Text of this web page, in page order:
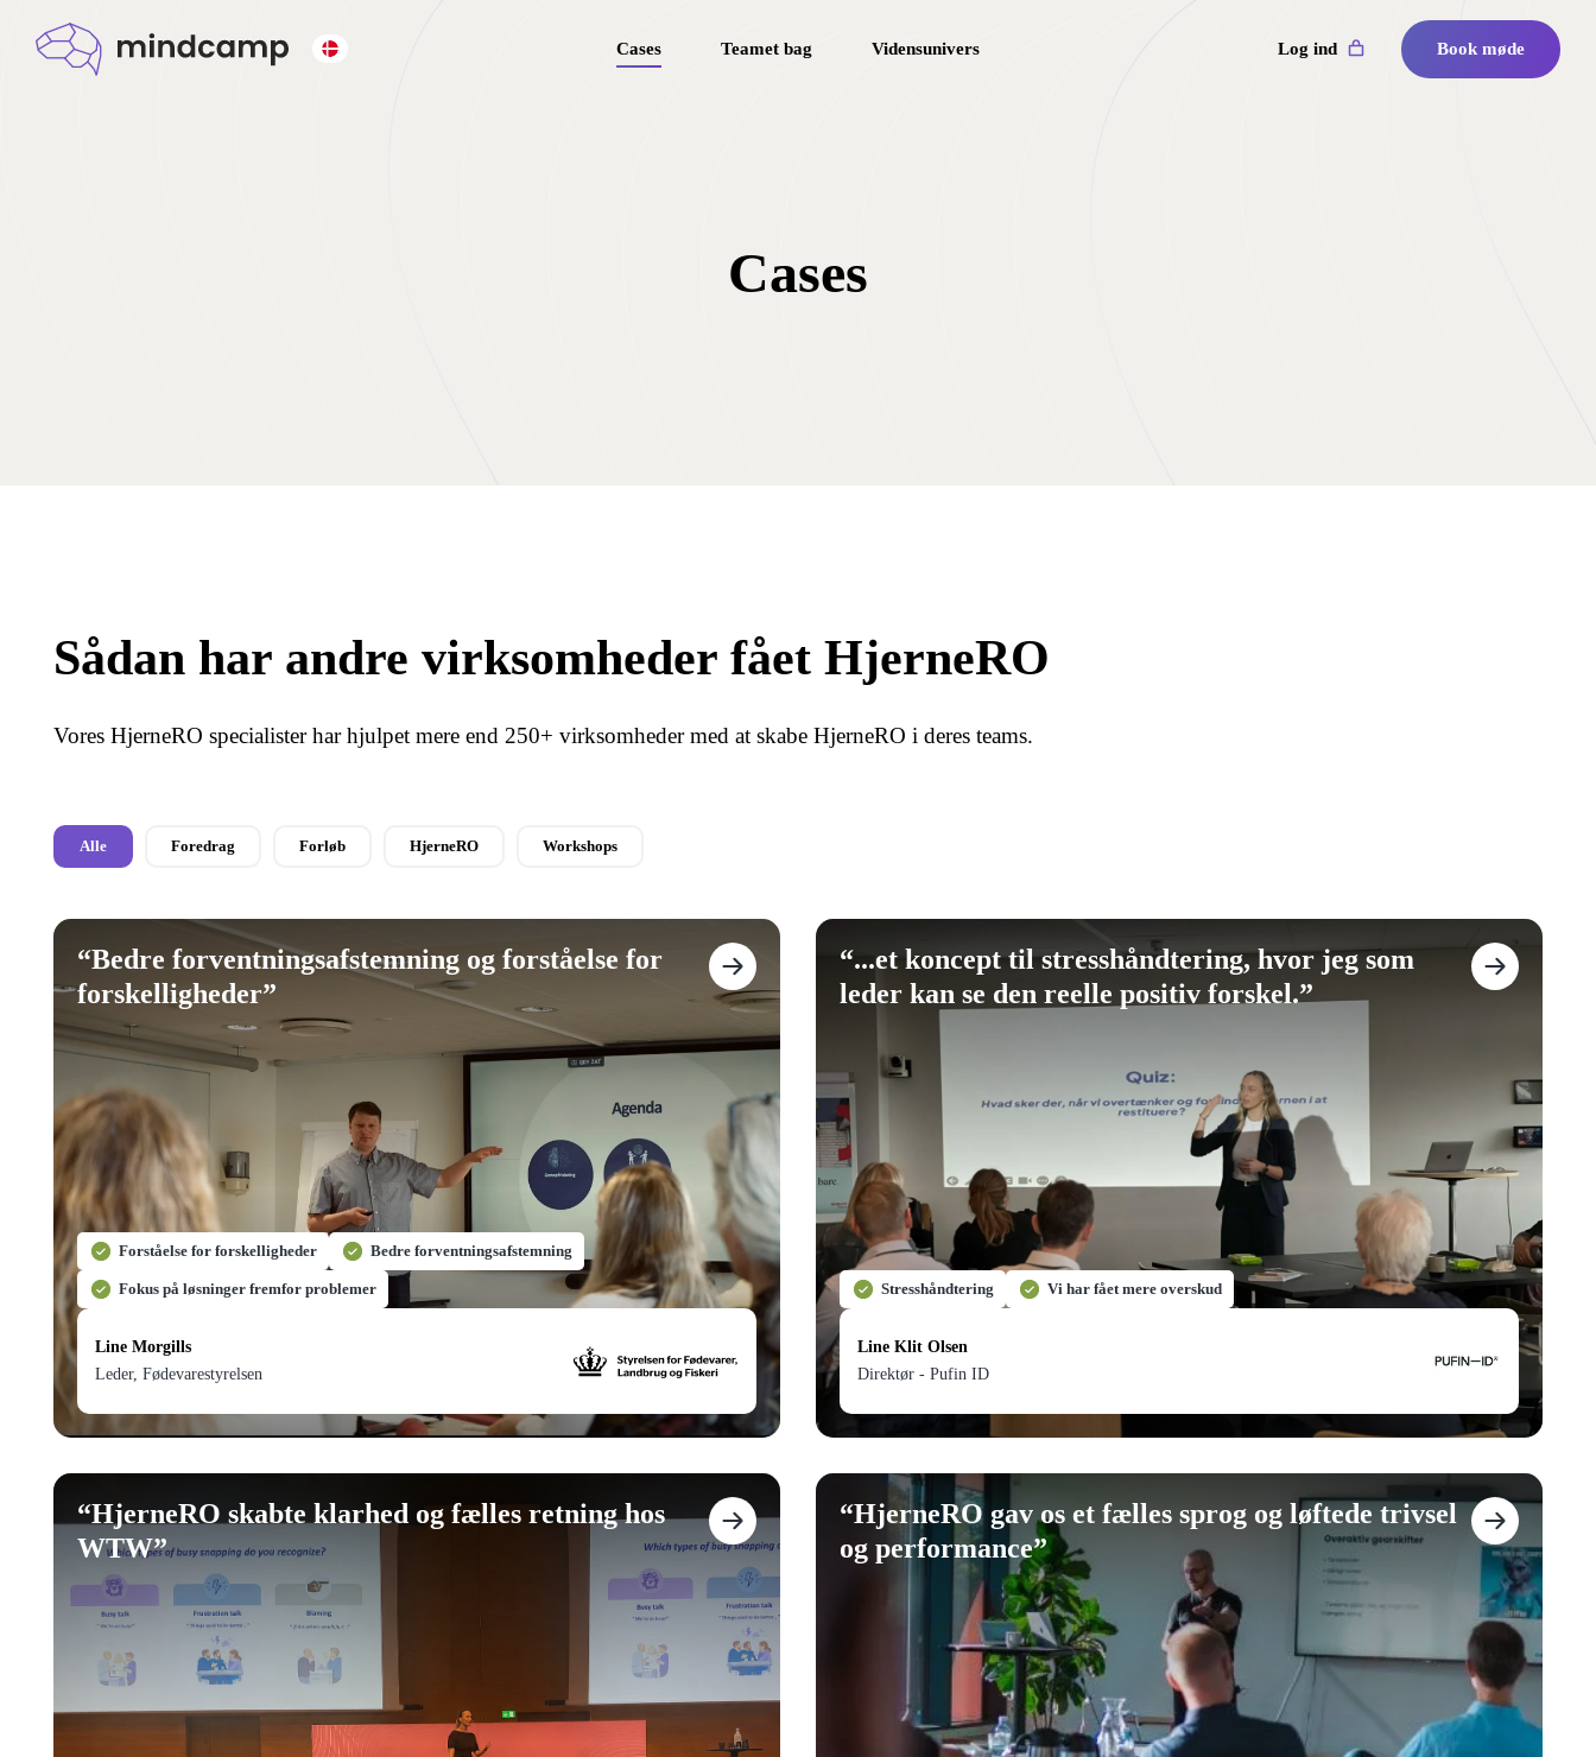
Cases Teamet bag Vidensunivers Log ind Book møde
Cases
Sådan har andre virksomheder fået HjerneRO
Vores HjerneRO specialister har hjulpet mere end 250+ virksomheder med at skabe HjerneRO i deres teams.
Alle Foredrag Forløb HjerneRO Workshops
“Bedre forventningsafstemning og forståelse for
forskelligheder”
Forståelse for forskelligheder Bedre forventningsafstemning
Fokus på løsninger fremfor problemer
Line Morgills
Leder, Fødevarestyrelsen
“...et koncept til stresshåndtering, hvor jeg som
leder kan se den reelle positiv forskel.”
Stresshåndtering Vi har fået mere overskud
Line Klit Olsen
Direktør - Pufin ID
“HjerneRO skabte klarhed og fælles retning hos
WTW”
“HjerneRO gav os et fælles sprog og løftede trivsel
og performance”